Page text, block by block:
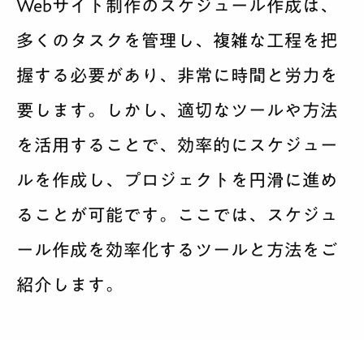
Webサイト制作のスケジュール作成は、
多くのタスクを管理し、複雑な工程を把
握する必要があり、非常に時間と労力を
要します。しかし、適切なツールや方法
を活用することで、効率的にスケジュー
ルを作成し、プロジェクトを円滑に進め
ることが可能です。ここでは、スケジュ
ール作成を効率化するツールと方法をご
紹介します。